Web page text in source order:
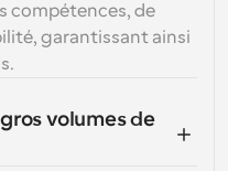
compétences, de
garantissant ainsi
volumes de